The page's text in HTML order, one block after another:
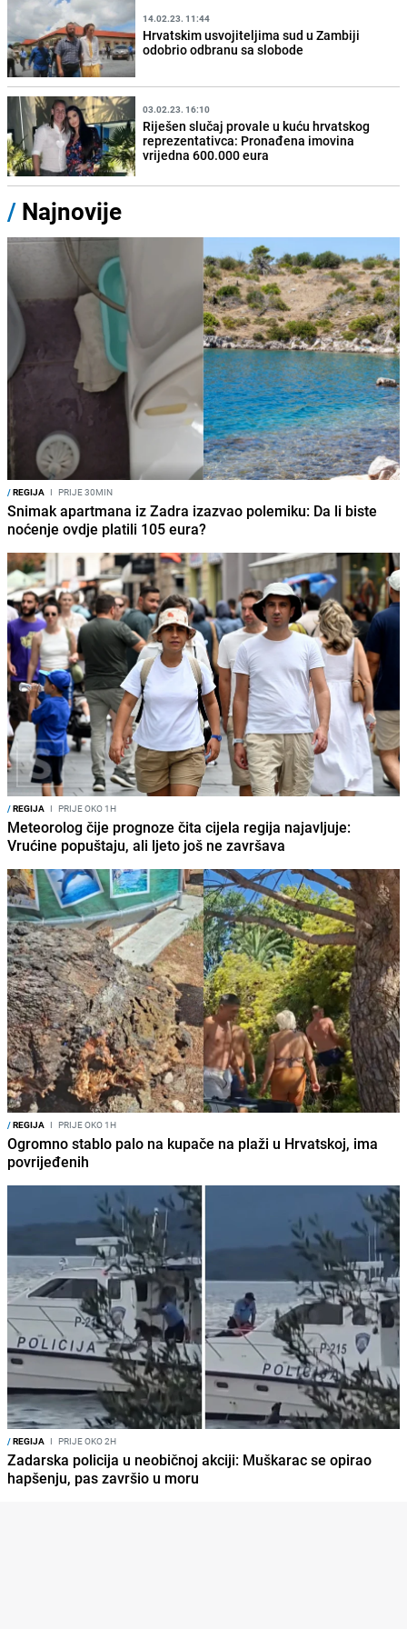
14.02.23. 11:44
Hrvatskim usvojiteljima sud u Zambiji
odobrio odbranu sa slobode
03.02.23. 16:10
Riješen slučaj provale u kuću hrvatskog
reprezentativca: Pronađena imovina
vrijedna 600.000 eura
/ Najnovije
/REGIJA I PRIJE 30MIN
Snimak apartmana iz Zadra izazvao polemiku: Da li biste
noćenje ovdje platili 105 eura?
/REGIJA I PRIJE OKO 1H
Meteorolog čije prognoze čita cijela regija najavljuje:
Vrućine popuštaju, ali ljeto još ne završava
/REGIJA I PRIJE OKO 1H
Ogromno stablo palo na kupače na plaži u Hrvatskoj, ima
povrijeđenih
/REGIJA I PRIJE OKO 2H
Zadarska policija u neobičnoj akciji: Muškarac se opirao
hapšenju, pas završio u moru